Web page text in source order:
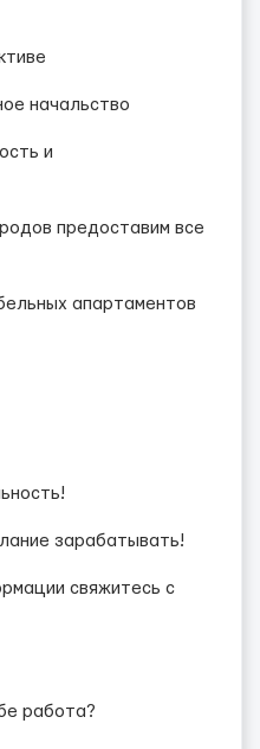
начальство
и
предоставим все
апартаментов
зарабатывать!
свяжитесь с
работа?